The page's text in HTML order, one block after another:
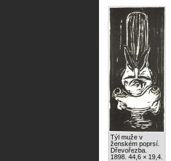
Týl muže v
ženském poprsí.
Dřevořezba.
1898. 44,6 × 19,4.